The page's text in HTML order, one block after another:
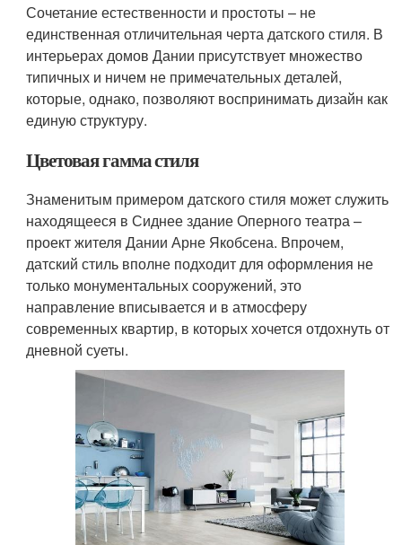
Сочетание естественности и простоты – не
единственная отличительная черта датского стиля. В
интерьерах домов Дании присутствует множество
типичных и ничем не примечательных деталей,
которые, однако, позволяют воспринимать дизайн как
единую структуру.
Цветовая гамма стиля
Знаменитым примером датского стиля может служить
находящееся в Сиднее здание Оперного театра –
проект жителя Дании Арне Якобсена. Впрочем,
датский стиль вполне подходит для оформления не
только монументальных сооружений, это
направление вписывается и в атмосферу
современных квартир, в которых хочется отдохнуть от
дневной суеты.